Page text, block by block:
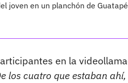
joven en un planchón de
en la
los cuatro que estaban